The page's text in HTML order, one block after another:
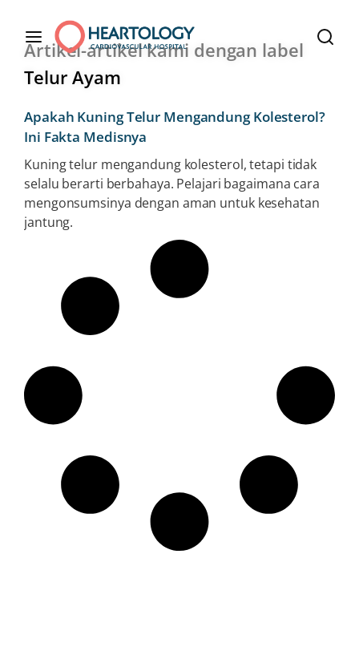
Artikel-artikel kami dengan label
Telur Ayam
Apakah Kuning Telur Mengandung Kolesterol?
Ini Fakta Medisnya
Kuning telur mengandung kolesterol, tetapi tidak
selalu berarti berbahaya. Pelajari bagaimana cara
mengonsumsinya dengan aman untuk kesehatan
jantung.